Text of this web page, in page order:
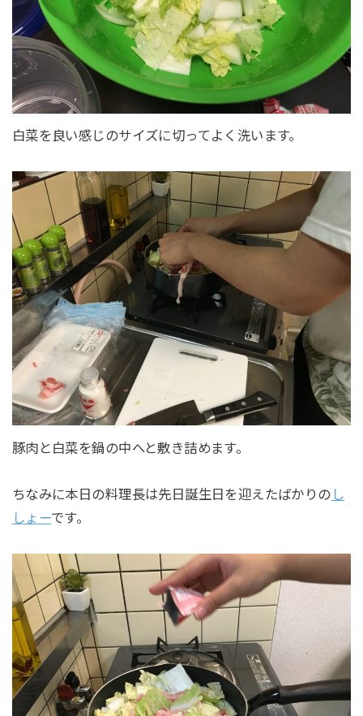
白菜を良い感じのサイズに切ってよく洗います。
豚肉と白菜を鍋の中へと敷き詰めます。
ちなみに本日の料理長は先日誕生日を迎えたばかりの し
しょーです。